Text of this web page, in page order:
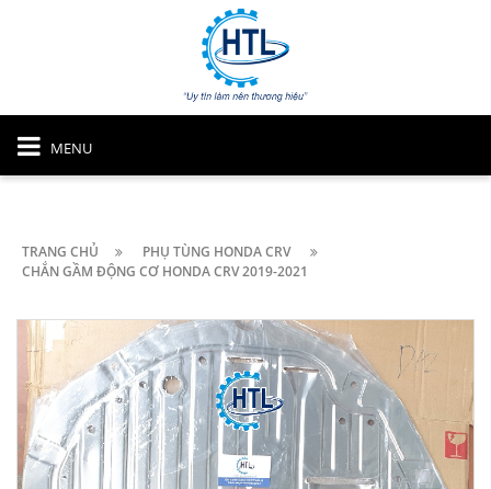
MENU
TRANG CHỦ
PHỤ TÙNG HONDA CRV
CHẮN GẦM ĐỘNG CƠ HONDA CRV 2019-2021